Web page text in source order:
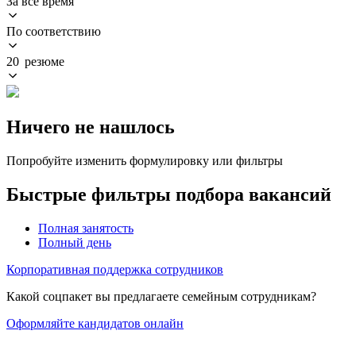
По соответствию
20 резюме
Ничего не нашлось
Попробуйте изменить формулировку или фильтры
Быстрые фильтры подбора вакансий
Полная занятость
Полный день
Корпоративная поддержка сотрудников
Какой соцпакет вы предлагаете семейным сотрудникам?
Оформляйте кандидатов онлайн